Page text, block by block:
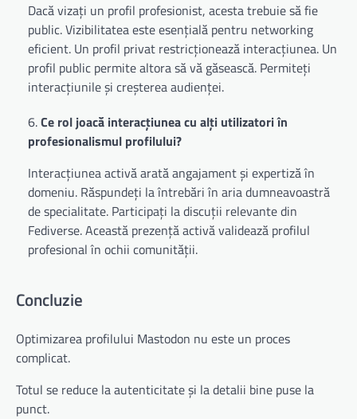
Dacă vizați un profil profesionist, acesta trebuie să fie
public. Vizibilitatea este esențială pentru networking
eficient. Un profil privat restricționează interacțiunea. Un
profil public permite altora să vă găsească. Permiteți
interacțiunile și creșterea audienței.
Ce rol joacă interacțiunea cu alți utilizatori în
profesionalismul profilului?
Interacțiunea activă arată angajament și expertiză în
domeniu. Răspundeți la întrebări în aria dumneavoastră
de specialitate. Participați la discuții relevante din
Fediverse. Această prezență activă validează profilul
profesional în ochii comunității.
Concluzie
Optimizarea profilului Mastodon nu este un proces
complicat.
Totul se reduce la autenticitate și la detalii bine puse la
punct.